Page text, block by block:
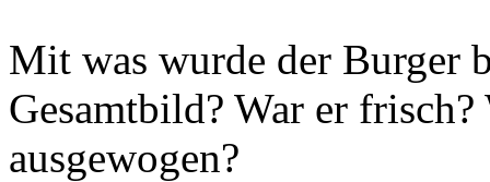
Mit was wurde der Burger
Gesamtbild? War er
ausgewogen?